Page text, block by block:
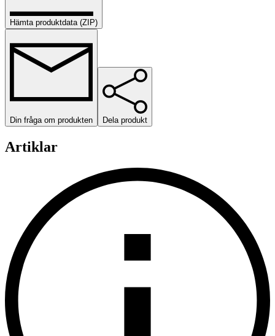
Hämta produktdata (ZIP)
Din fråga om produkten Dela produkt
Artiklar